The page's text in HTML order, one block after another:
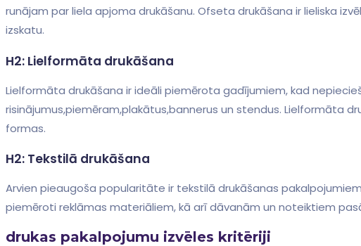
runājam par liela apjoma drukāšanu. ⁤Ofseta drukāšana ir lieliska​
izskatu.
H2: Lielformāta drukāšana
Lielformāta drukāšana⁤ ir ideāli piemērota gadījumiem, kad
risinājumus,piemēram,plakātus,bannerus un stendus. Lielformāta
formas.
H2: Tekstilā drukāšana
Arvien pieaugoša popularitāte ir ⁣tekstilā drukāšanas
piemēroti ‌reklāmas materiāliem, kā arī dāvanām un noteiktiem
drukas pakalpojumu izvēles kritēriji